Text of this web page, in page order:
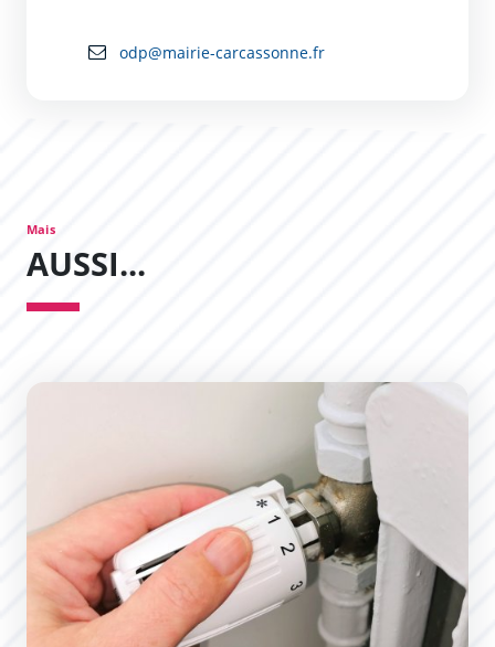
odp@mairie-carcassonne.fr
Mais
AUSSI...
Développement du réseau de chaleur en Bastide